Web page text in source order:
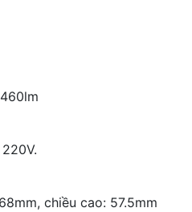
chiều cao: 57.5mm